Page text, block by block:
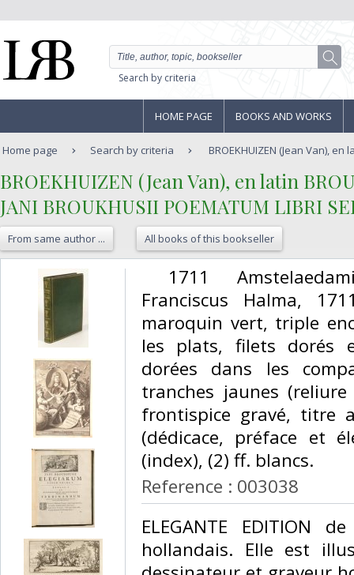
Search by criteria
HOME PAGE BOOKS AND WORKS
Home page Search by criteria BROEKHUIZEN (Jean Van), en
‎BROEKHUIZEN (Jean Van), en latin
‎JANI BROUKHUSII POEMATUM LIBRI
From same author ... All books of this bookseller
1711
Franciscus Halma,
maroquin vert, triple
les plats, filets dorés
dorées dans les
tranches jaunes
frontispice gravé, titre
(dédicace, préface et
(index), (2) ff. blancs.‎
Reference : 003038
‎ELEGANTE EDITION
hollandais. Elle est